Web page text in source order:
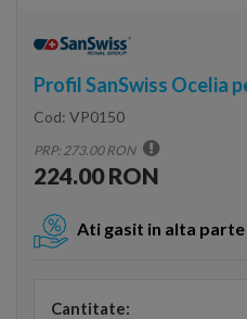
Profil SanSwiss Ocelia
Cod: VP0150
PRP: 273.00 RON
224.00 RON
Ati gasit in alta
Cantitate: